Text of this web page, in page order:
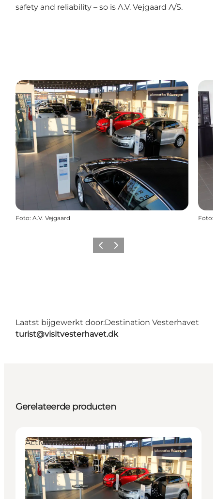
safety and reliability – so is A.V. Vejgaard A/S.
Foto: A.V. Vejgaard Foto:
Vorige Volgende
Laatst bijgewerkt door:Destination Vesterhavet
turist@visitvesterhavet.dk
Gerelateerde producten
Activities